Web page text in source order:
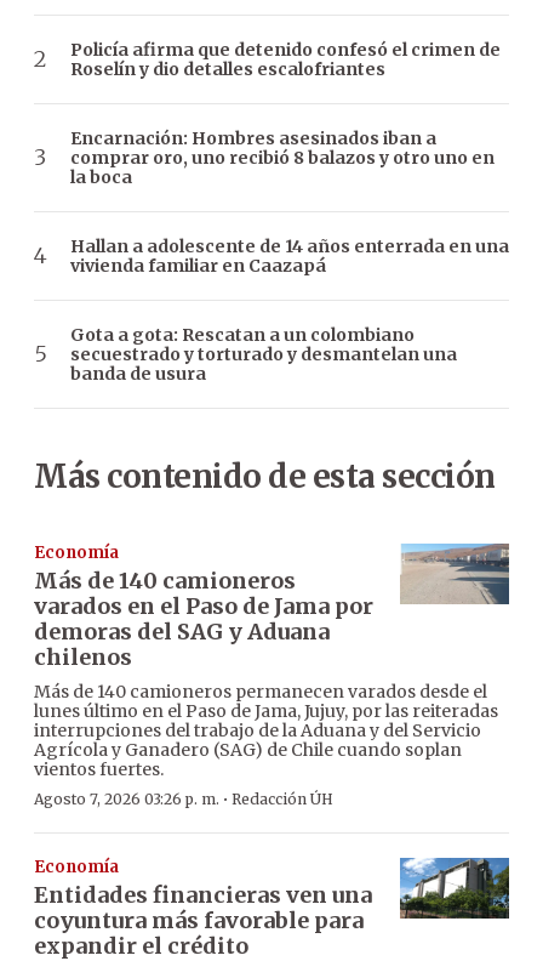
Policía afirma que detenido confesó el crimen de
Roselín y dio detalles escalofriantes
Encarnación: Hombres asesinados iban a
comprar oro, uno recibió 8 balazos y otro uno en
la boca
Hallan a adolescente de 14 años enterrada en una
vivienda familiar en Caazapá
Gota a gota: Rescatan a un colombiano
secuestrado y torturado y desmantelan una
banda de usura
Más contenido de esta sección
Economía
Más de 140 camioneros
varados en el Paso de Jama por
demoras del SAG y Aduana
chilenos
Más de 140 camioneros permanecen varados desde el
lunes último en el Paso de Jama, Jujuy, por las reiteradas
interrupciones del trabajo de la Aduana y del Servicio
Agrícola y Ganadero (SAG) de Chile cuando soplan
vientos fuertes.
Agosto 7, 2026 03:26 p. m. · Redacción ÚH
Economía
Entidades financieras ven una
coyuntura más favorable para
expandir el crédito